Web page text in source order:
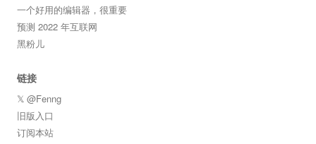
一个好用的编辑器，很重要
预测 2022 年互联网
黑粉儿
链接
𝕏 @Fenng
旧版入口
订阅本站